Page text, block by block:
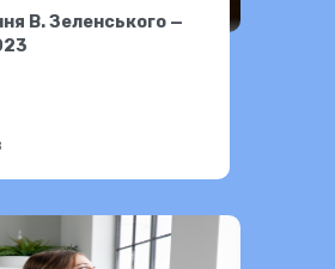
В. Зеленського —